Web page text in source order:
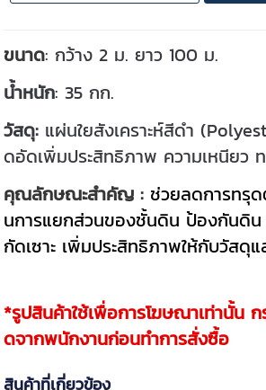
ขนาด: กว้าง 2 ม. ยาว 100 ม.
น้ำหนัก: 35 กก.
วัสดุ: แผ่นใยสังเคราะห์สีดำ
ดอัดเพิ่มประสิทธิภาพ ความเหนียว
คุณลักษณะสำคัญ : ช่วยลดการทรุ
นการแยกส่วนของชั้นดิน ป้องกันดิ
กัดเซาะ เพิ่มประสิทธิภาพให้กับวัสดุแ
*รูปสินค้าใช้เพื่อการโฆษณาเท่านั้น ก
ดจากพนักงานก่อนทำการสั่งซื้อ
สินค้าที่เกี่ยวข้อง